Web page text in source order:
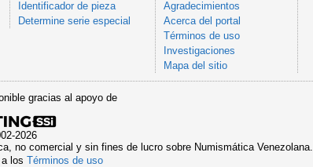
Identificador de pieza
Determine serie especial
Agradecimientos
Acerca del portal
Términos de uso
Investigaciones
Mapa del sitio
gracias al apoyo de
2026
no comercial y sin fines de lucro sobre Numismática Venezolana.
los Términos de uso